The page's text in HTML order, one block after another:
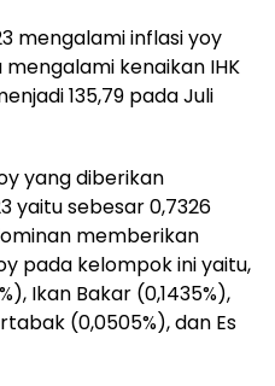
mengalami inflasi yoy
kenaikan IHK
135,79 pada Juli
yang diberikan
yaitu sebesar 0,7326
memberikan
pada kelompok ini yaitu,
Ikan Bakar (0,1435%),
(0,0505%), dan Es